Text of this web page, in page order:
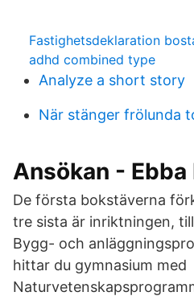
Fastighetsdeklaration
adhd combined type
Analyze a short story
När stänger frölunda
Ansökan -
De första bokstäverna
tre sista är inriktningen,
Bygg- och
hittar du gymnasium med